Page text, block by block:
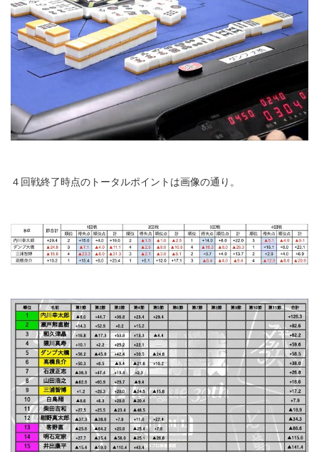
４回戦終了時点のトータルポイントは画像の通り。